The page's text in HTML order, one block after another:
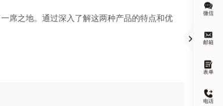
席之地。通过深入了解这两种产品的特点和优

微信

邮箱

表单

电话
